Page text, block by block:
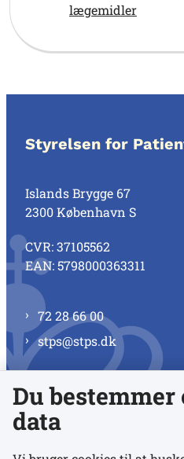
lægemidler
Styrelsen for
Islands Brygge 67
2300 København S
CVR: 37105562
EAN: 5798000363311
72 28 66 00
stps@stps.dk
Se alle kontaktnumre
Du
data